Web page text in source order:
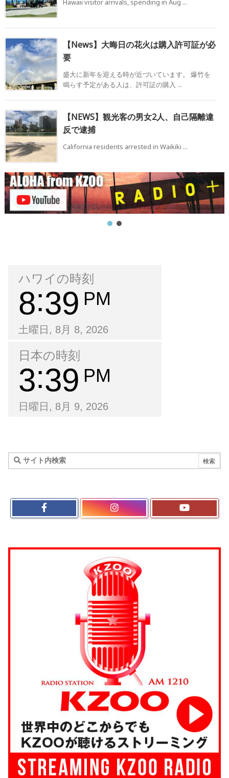
Hawaii visitor arrivals, spending in Aug ...
【News】大晦日の花火は購入許可証が必
要
盛大に新年を迎える時が近づいています。 爆竹を
鳴らす予定がある人は、許可証の購入 ...
【NEWS】観光客の男女2人、自己隔離違
反で逮捕
California residents arrested in Waikiki ...
ハワイの時刻
8 39 PM
土曜日, 8月 8, 2026
日本の時刻
3 39 PM
日曜日, 8月 9, 2026